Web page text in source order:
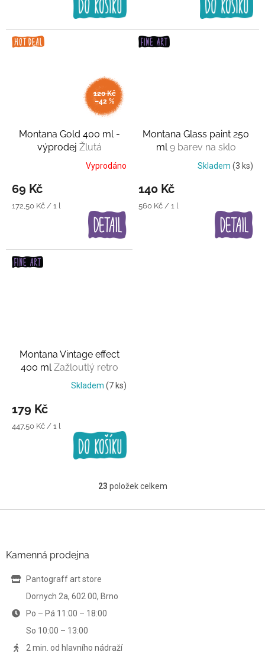
120 Kč
–42 %
Montana Gold 400 ml -
výprodej Žlutá
Vyprodáno
69 Kč
Měrná
172,50 Kč / 1 l
Montana Glass paint 250
ml9 barev na sklo
Skladem (3 ks)
140 Kč
Měrná
560 Kč / 1 l
Montana Vintage effect
400 mlZažloutlý retro
efektSkladem (7 ks)
179 Kč
Měrná
447,50 Kč / 1 l
O
l
23 položek celkem
Kamenná prodejna
Pantograff art store
Dornych 2a, 602 00, Brno
Po – Pá 11:00 – 18:00
So 10:00 – 13:00
2 min. od hlavního nádraží